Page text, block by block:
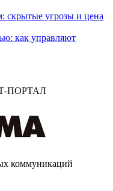
скрытые угрозы и цена
как управляют
ПОРТАЛ
коммуникаций